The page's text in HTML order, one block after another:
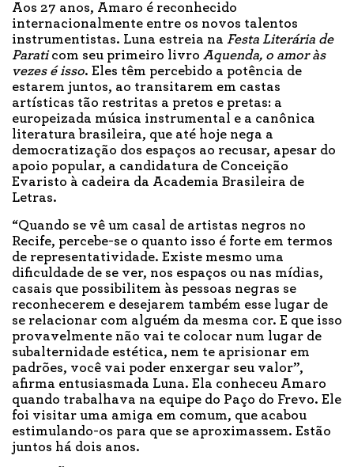
Aos 27 anos, Amaro é reconhecido
internacionalmente entre os novos talentos
instrumentistas. Luna estreia na Festa Literária de
Paraticom seu primeiro livro Aquenda, o amor às
vezes é isso. Eles têm percebido a potência de
estarem juntos, ao transitarem em castas
artísticas tão restritas a pretos e pretas: a
europeizada música instrumental e a canônica
literatura brasileira, que até hoje nega a
democratização dos espaços ao recusar, apesar do
apoio popular, a candidatura de Conceição
Evaristo à cadeira da Academia Brasileira de
Letras.
“Quando se vê um casal de artistas negros no
Recife, percebe-se o quanto isso é forte em termos
de representatividade. Existe mesmo uma
dificuldade de se ver, nos espaços ou nas mídias,
casais que possibilitem às pessoas negras se
reconhecerem e desejarem também esse lugar de
se relacionar com alguém da mesma cor. E que isso
provavelmente não vai te colocar num lugar de
subalternidade estética, nem te aprisionar em
padrões, você vai poder enxergar seu valor”,
afirma entusiasmada Luna. Ela conheceu Amaro
quando trabalhava na equipe do Paço do Frevo. Ele
foi visitar uma amiga em comum, que acabou
estimulando-os para que se aproximassem. Estão
juntos há dois anos.